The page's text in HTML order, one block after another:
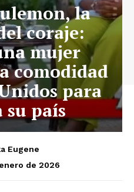
la
coraje:
mujer
comodidad
para
su país
Eugene
de 2026